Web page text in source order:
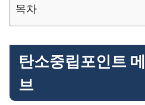
목차
탄소중립포인트
브